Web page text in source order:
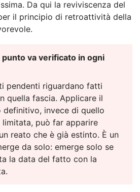
Da qui la reviviscenza del
il principio di retroattività della
va verificato in ogni
pendenti riguardano fatti
quella fascia. Applicare il
definitivo, invece di quello
limitata, può far apparire
reato che è già estinto. È un
da solo: emerge solo se
la data del fatto con la